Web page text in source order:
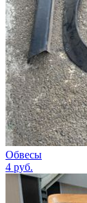
Обвесы
4 руб.